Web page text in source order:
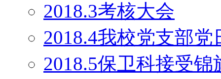
2018.3考核大会
2018.4我校党支部党
2018.5保卫科接受锦